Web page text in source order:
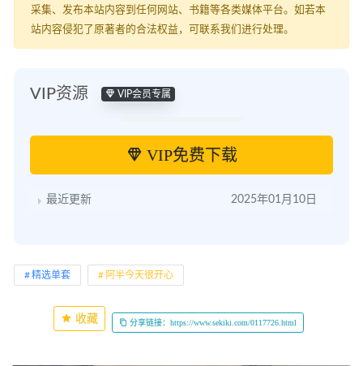
采集、发布本站内容到任何网站、书籍等各类媒体平台。如若本
站内容侵犯了原著者的合法权益，可联系我们进行处理。
VIP资源 VIP会员专属
VIP免费下载
最近更新 2025年01月10日
精选单套 阿半今天很开心
收藏 分享链接：https://www.sekiki.com/0117726.html